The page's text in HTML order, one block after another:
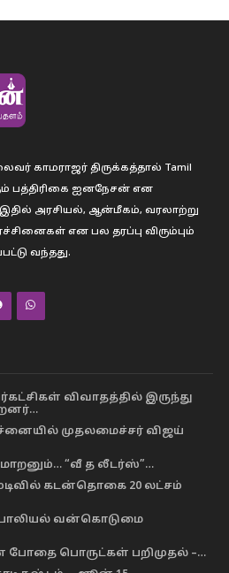
காமராஜர் திருக்கத்தால் Tamil
பத்திரிகை ஐனநேசன் என
இதில் அரசியல், ஆன்மீகம், வரலாற்று
என பல தரப்பு விரும்பும்
வந்தது.
விவாதத்தில் இருந்து
முதலமைச்சர் விஜய்
“வீ த லீடர்ஸ்”…
கடன்தொகை 20 லட்சம்
பாலியல் வன்கொடுமை
போதை பொருட்கள் பறிமுதல் –…